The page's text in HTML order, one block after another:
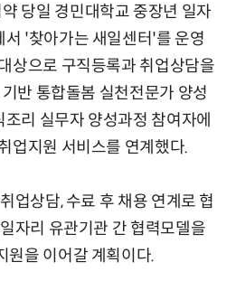
당일 경민대학교 중장년 일자
'찾아가는 새일센터'를 운영
상으로 구직등록과 취업상담을
반 통합돌봄 실천전문가 양성
리 실무자 양성과정 참여자에
업지원 서비스를 연계했다.
업상담, 수료 후 채용 연계로 협
자리 유관기관 간 협력모델을
원을 이어갈 계획이다.